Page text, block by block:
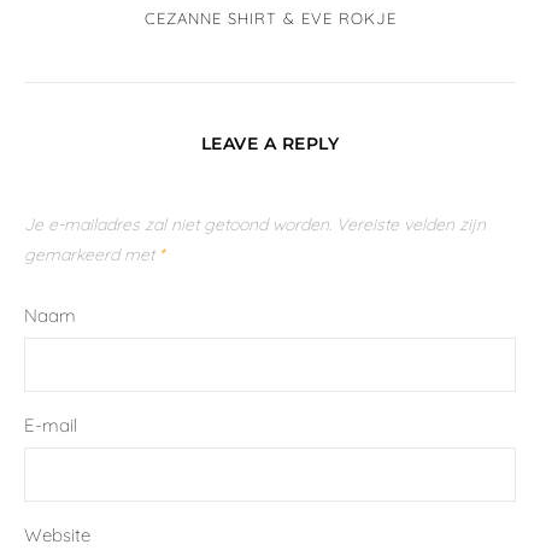
CEZANNE SHIRT & EVE ROKJE
LEAVE A REPLY
Je e-mailadres zal niet getoond worden. Vereiste velden zijn
gemarkeerd met *
Naam
E-mail
Website